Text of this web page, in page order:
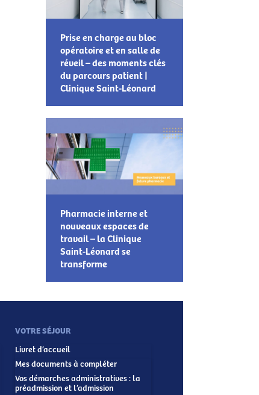
Prise en charge au bloc
opératoire et en salle de
réveil – des moments clés
du parcours patient |
Clinique Saint-Léonard
Pharmacie interne et
nouveaux espaces de
travail – la Clinique
Saint-Léonard se
transforme
VOTRE SÉJOUR
Livret d’accueil
Mes documents à compléter
Vos démarches administratives : la
préadmission et l’admission